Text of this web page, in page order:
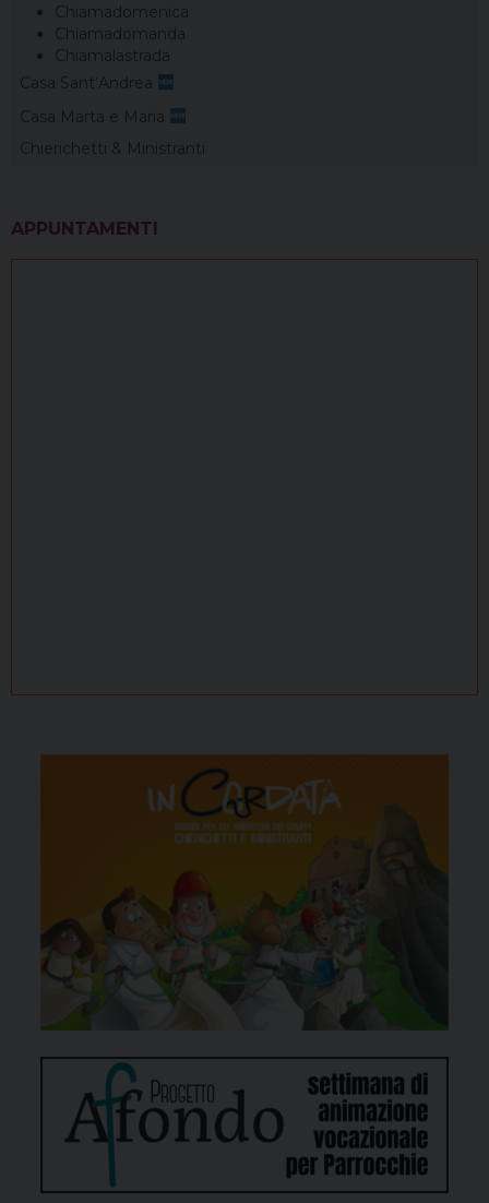
Chiamadomenica
Chiamadomanda
Chiamalastrada
Casa Sant’Andrea
Casa Marta e Maria
Chierichetti & Ministranti
APPUNTAMENTI